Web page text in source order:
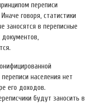
переписи
говоря, статистики
заносятся в переписные
документов,
населения нет
его доходов.
будут заносить в